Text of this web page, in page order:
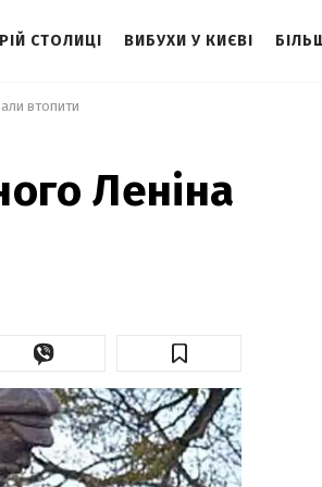
СТОЛИЦІ ВИБУХИ У КИЄВІ
втопити
Леніна